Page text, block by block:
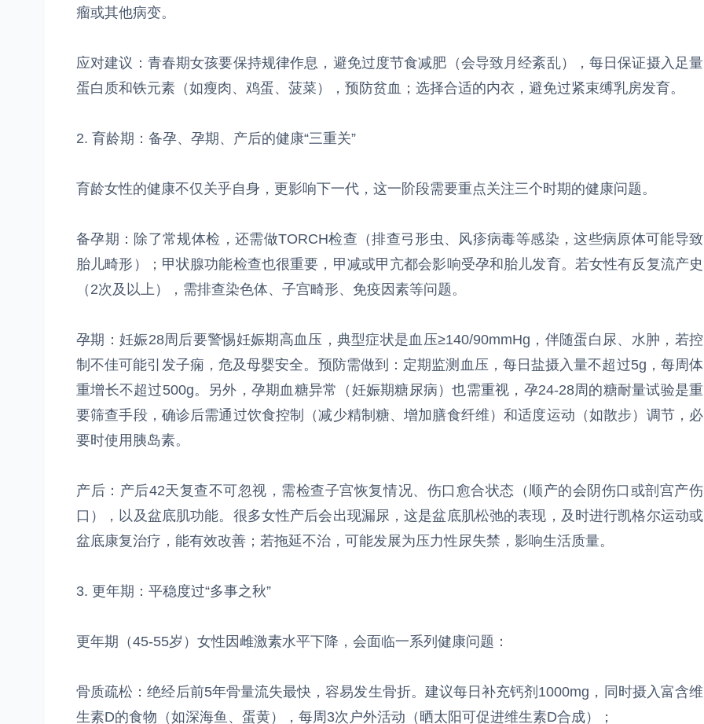
瘤或其他病变。
应对建议：青春期女孩要保持规律作息，避免过度节食减肥（会导致月经紊乱），每日保证摄入足量
蛋白质和铁元素（如瘦肉、鸡蛋、菠菜），预防贫血；选择合适的内衣，避免过紧束缚乳房发育。
2. 育龄期：备孕、孕期、产后的健康“三重关”
育龄女性的健康不仅关乎自身，更影响下一代，这一阶段需要重点关注三个时期的健康问题。
备孕期：除了常规体检，还需做TORCH检查（排查弓形虫、风疹病毒等感染，这些病原体可能导致
胎儿畸形）；甲状腺功能检查也很重要，甲减或甲亢都会影响受孕和胎儿发育。若女性有反复流产史
（2次及以上），需排查染色体、子宫畸形、免疫因素等问题。
孕期：妊娠28周后要警惕妊娠期高血压，典型症状是血压≥140/90mmHg，伴随蛋白尿、水肿，若控
制不佳可能引发子痫，危及母婴安全。预防需做到：定期监测血压，每日盐摄入量不超过5g，每周体
重增长不超过500g。另外，孕期血糖异常（妊娠期糖尿病）也需重视，孕24-28周的糖耐量试验是重
要筛查手段，确诊后需通过饮食控制（减少精制糖、增加膳食纤维）和适度运动（如散步）调节，必
要时使用胰岛素。
产后：产后42天复查不可忽视，需检查子宫恢复情况、伤口愈合状态（顺产的会阴伤口或剖宫产伤
口），以及盆底肌功能。很多女性产后会出现漏尿，这是盆底肌松弛的表现，及时进行凯格尔运动或
盆底康复治疗，能有效改善；若拖延不治，可能发展为压力性尿失禁，影响生活质量。
3. 更年期：平稳度过“多事之秋”
更年期（45-55岁）女性因雌激素水平下降，会面临一系列健康问题：
骨质疏松：绝经后前5年骨量流失最快，容易发生骨折。建议每日补充钙剂1000mg，同时摄入富含维
生素D的食物（如深海鱼、蛋黄），每周3次户外活动（晒太阳可促进维生素D合成）；